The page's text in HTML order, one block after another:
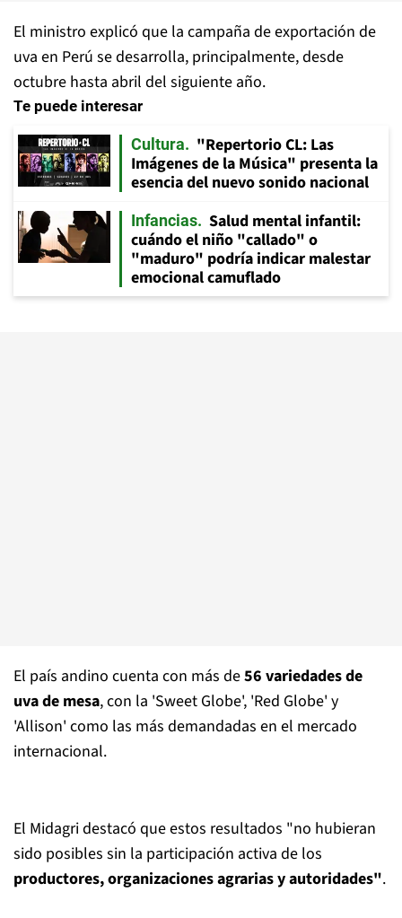
El ministro explicó que la campaña de exportación de
uva en Perú se desarrolla, principalmente, desde
octubre hasta abril del siguiente año.
Te puede interesar
Cultura
"Repertorio CL: Las
Imágenes de la Música" presenta la
esencia del nuevo sonido nacional
Infancias
Salud mental infantil:
cuándo el niño "callado" o
"maduro" podría indicar malestar
emocional camuflado
El país andino cuenta con más de56 variedades de
uva de mesa, con la 'Sweet Globe', 'Red Globe' y
'Allison' como las más demandadas en el mercado
internacional.
El Midagri destacó que estos resultados "no hubieran
sido posibles sin la participación activa de los
productores, organizaciones agrarias y autoridades".